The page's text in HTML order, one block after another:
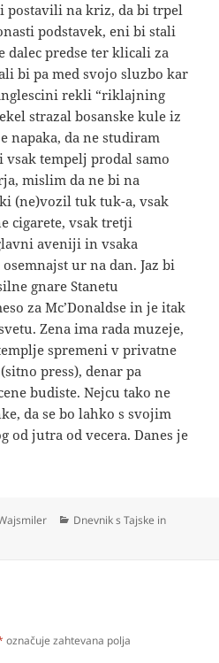
postavili na kriz, da bi trpel
podstavek, eni bi stali
predse ter klicali za
bi pa med svojo sluzbo kar
rekli “riklajning
strazal bosanske kule iz
napaka, da ne studiram
vsak tempelj prodal samo
mislim da ne bi na
(ne)vozil tuk tuk-a, vsak
cigarete, vsak tretji
aveniji in vsaka
ur na dan. Jaz bi
gnare Stanetu
za Mc’Donaldse in je itak
Zena ima rada muzeje,
spremeni v privatne
press), denar pa
budiste. Nejcu tako ne
da se bo lahko s svojim
od jutra od vecera. Danes je
Kategorije
Dnevnik s Tajske in
označuje zahtevana polja